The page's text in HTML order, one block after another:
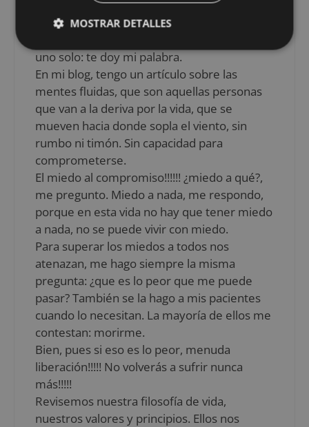
Si digo que lo haré lo hago
Si lo empiezo lo acabo
uno solo: te doy mi palabra.
En mi blog, tengo un artículo sobre las
mentes fluidas, que son aquellas personas
que van a la deriva por la vida, que se
mueven hacia donde sopla el viento, sin
rumbo ni timón. Sin capacidad para
comprometerse.
El miedo al compromiso!!!!!! ¿miedo a qué?,
me pregunto. Miedo a nada, me respondo,
porque en esta vida no hay que tener miedo
a nada, no se puede vivir con miedo.
Para superar los miedos a todos nos
atenazan, me hago siempre la misma
pregunta: ¿que es lo peor que me puede
pasar? También se la hago a mis pacientes
cuando lo necesitan. La mayoría de ellos me
contestan: morirme.
Bien, pues si eso es lo peor, menuda
liberación!!!!! No volverás a sufrir nunca
más!!!!!
Revisemos nuestra filosofía de vida,
nuestros valores y principios. Ellos nos
MOSTRAR DETALLES